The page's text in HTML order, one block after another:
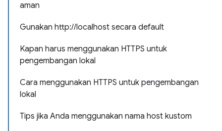
aman
Gunakan http://localhost secara default
Kapan harus menggunakan HTTPS untuk
pengembangan lokal
Cara menggunakan HTTPS untuk pengembangan
lokal
Tips jika Anda menggunakan nama host kustom